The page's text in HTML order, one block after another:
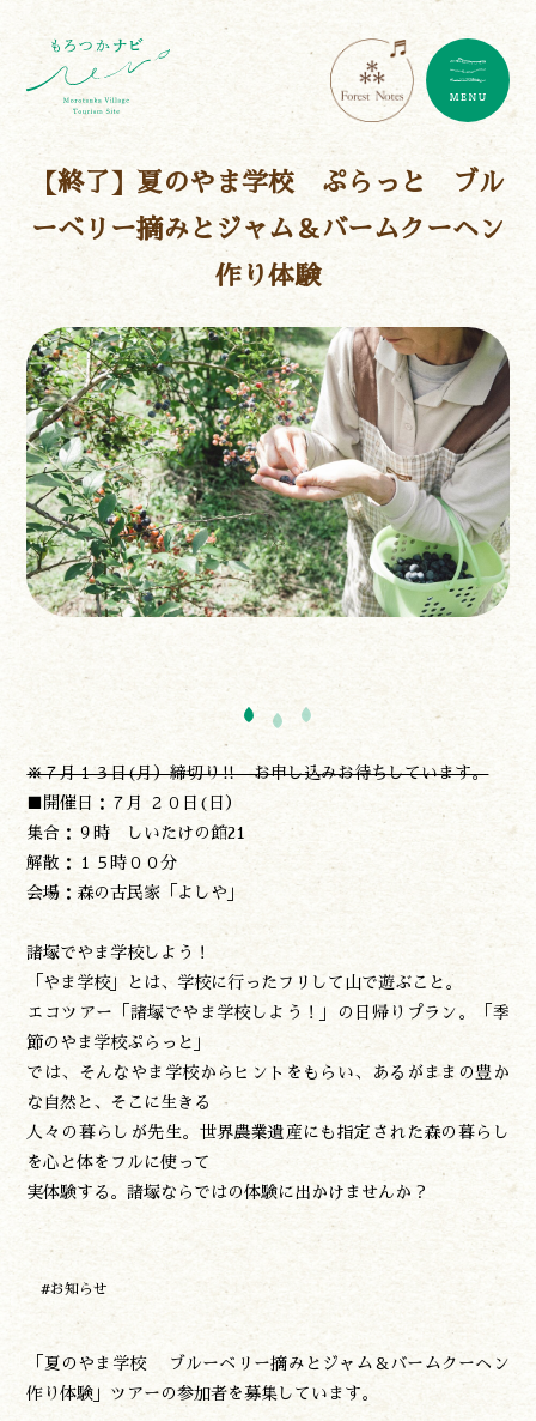
【終了】夏のやま学校 ぷらっと ブル
ーベリー摘みとジャム＆バームクーヘン
作り体験
※７月１３日(月）締切り‼ お申し込みお待ちしています。
■開催日：７月 ２０日(日）
集合：９時 しいたけの館21
解散：１５時００分
会場：森の古民家「よしや」
諸塚でやま学校しよう！
「やま学校」とは、学校に行ったフリして山で遊ぶこと。
エコツアー「諸塚でやま学校しよう！」の日帰りプラン。「季
節のやま学校ぷらっと」
では、そんなやま学校からヒントをもらい、あるがままの豊か
な自然と、そこに生きる
人々の暮らしが先生。世界農業遺産にも指定された森の暮らし
を心と体をフルに使って
実体験する。諸塚ならではの体験に出かけませんか？
#お知らせ
「夏のやま学校 ブルーベリー摘みとジャム＆バームクーヘン
作り体験」ツアーの参加者を募集しています。
食べる
観る
やま学校
紅葉情報
森の風の記憶
お問い合わせ
諸塚村観光協会について
諸塚村観光協会
〒883-1301
宮崎県東臼杵郡諸塚村家代3068しいたけの館21内